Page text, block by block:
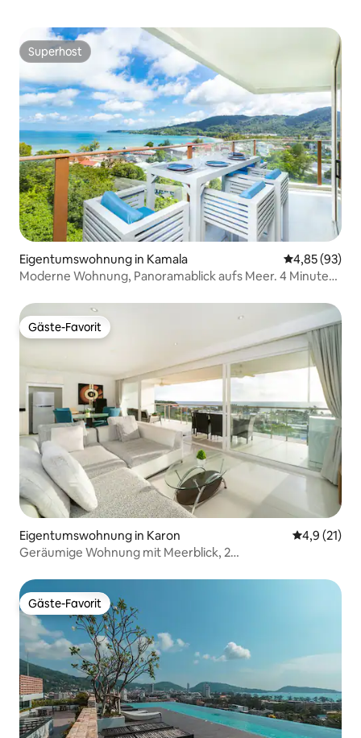
Superhost
Superhost
Eigentumswohnung in Kamala
4,85 (93)
Moderne Wohnung, Panoramablick aufs Meer. 4 Minuten
Restaurants zu Fuß erreichbar, riesiger Infinity-Pool
Gäste-Favorit
Gäste-Favorit
Eigentumswohnung in Karon
4,9 (21)
Geräumige Wohnung mit Meerblick, 2
Gäste-Favorit
Gäste-Favorit